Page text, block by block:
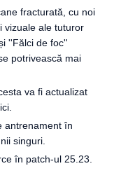
fracturată, cu noi
vizuale ale tuturor
''Fălci de foc''
potrivească mai
va fi actualizat
antrenament în
singuri.
în patch-ul 25.23.